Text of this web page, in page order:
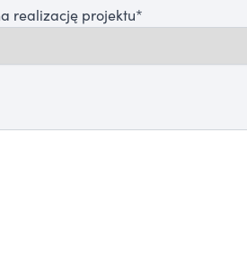
realizację projektu*